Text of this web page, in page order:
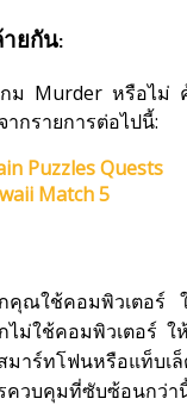
ยกัน:
ม Murder หรือไม่
กรายการต่อไปนี้:
Puzzles Quests
Match 5
คุณใช้คอมพิวเตอร์
ไม่ใช้คอมพิวเตอร์ ใ
มาร์ทโฟนหรือแท็บเ
ควบคุมที่ซับซ้อนกว่า